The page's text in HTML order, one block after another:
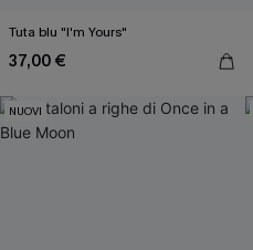
Tuta blu "I'm Yours"
37,00 €
NUOVI